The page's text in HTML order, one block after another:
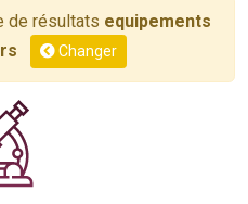
de résultats equipements
Changer